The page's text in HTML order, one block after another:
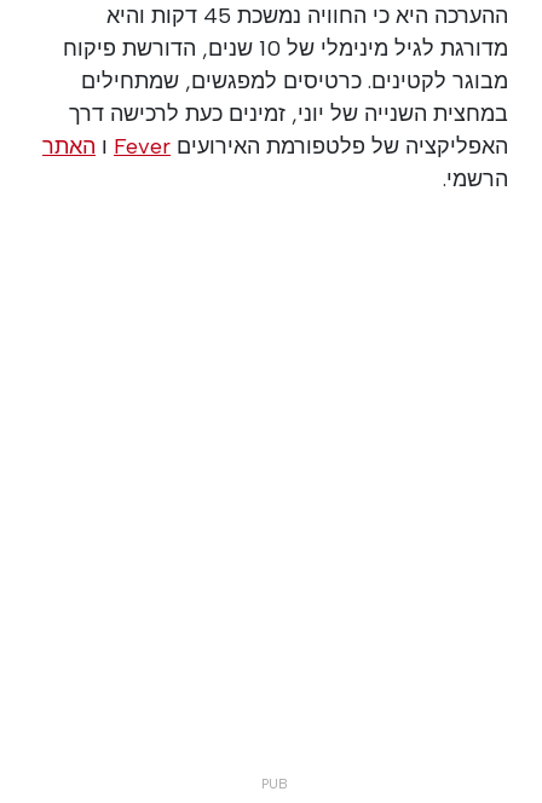
ההערכה היא כי החוויה נמשכת 45 דקות והיא
מדורגת לגיל מינימלי של 10 שנים, הדורשת פיקוח
מבוגר לקטינים. כרטיסים למפגשים, שמתחילים
במחצית השנייה של יוני, זמינים כעת לרכישה דרך
האפליקציה של פלטפורמת האירועים Fever ו האתר
הרשמי.